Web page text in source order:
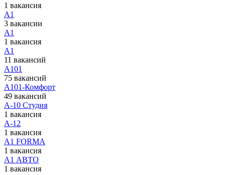
1 вакансия
А1
3 вакансии
А1
1 вакансия
А1
11 вакансий
А101
75 вакансий
А101-Комфорт
49 вакансий
А-10 Студия
1 вакансия
А-12
1 вакансия
А1 FORMA
1 вакансия
А1 АВТО
1 вакансия